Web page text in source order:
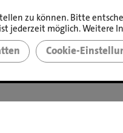
zu können. Bitte
jederzeit möglich. Weitere
Cookie-